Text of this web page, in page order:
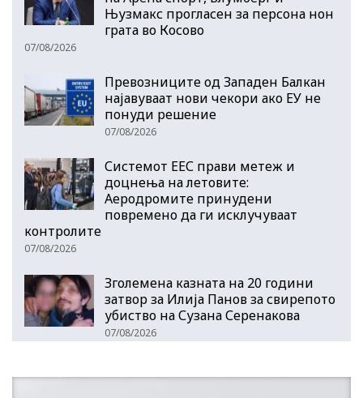
Њузмакс прогласен за персона нон
грата во Косово
07/08/2026
Превозниците од Западен Балкан
најавуваат нови чекори ако ЕУ не
понуди решение
07/08/2026
Системот ЕЕС прави метеж и
доцнења на летовите:
Аеродромите принудени
повремено да ги исклучуваат
контролите
07/08/2026
Зголемена казната на 20 години
затвор за Илија Панов за свирепото
убиство на Сузана Серенакова
07/08/2026